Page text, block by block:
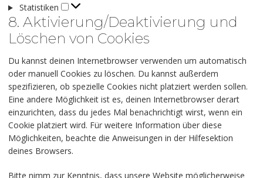
Statistiken
8. Aktivierung/Deaktivierung und
Löschen von Cookies
Du kannst deinen Internetbrowser verwenden um automatisch
oder manuell Cookies zu löschen. Du kannst außerdem
spezifizieren, ob spezielle Cookies nicht platziert werden sollen.
Eine andere Möglichkeit ist es, deinen Internetbrowser derart
einzurichten, dass du jedes Mal benachrichtigt wirst, wenn ein
Cookie platziert wird. Für weitere Information über diese
Möglichkeiten, beachte die Anweisungen in der Hilfesektion
deines Browsers.
Bitte nimm zur Kenntnis, dass unsere Website möglicherweise